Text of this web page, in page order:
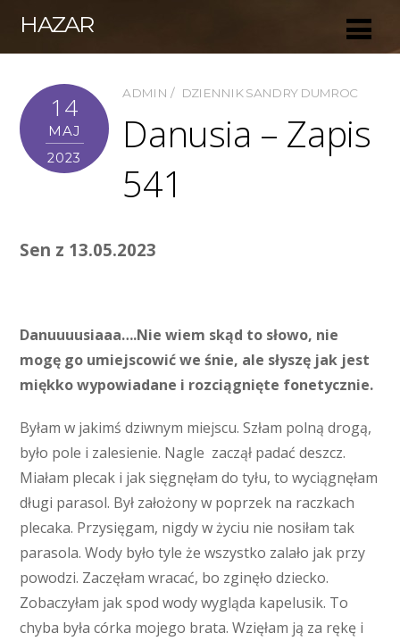
HAZAR
14
MAJ
2023
ADMIN DZIENNIK SANDRY DUMROC
Danusia – Zapis
541
Sen z 13.05.2023
Danuuuusiaaa….Nie wiem skąd to słowo, nie
mogę go umiejscowić we śnie, ale słyszę jak jest
miękko wypowiadane i rozciągnięte fonetycznie.
Byłam w jakimś dziwnym miejscu. Szłam polną drogą,
było pole i zalesienie. Nagle zaczął padać deszcz.
Miałam plecak i jak sięgnęłam do tyłu, to wyciągnęłam
długi parasol. Był założony w poprzek na raczkach
plecaka. Przysięgam, nigdy w życiu nie nosiłam tak
parasola. Wody było tyle że wszystko zalało jak przy
powodzi. Zaczęłam wracać, bo zginęło dziecko.
Zobaczyłam jak spod wody wygląda kapelusik. To
chyba była córka mojego brata. Wzięłam ją za rękę i